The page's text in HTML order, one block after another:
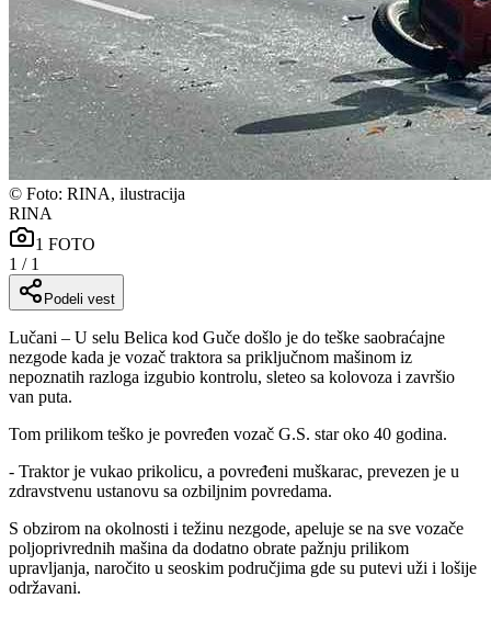
© Foto: RINA, ilustracija
RINA
1 FOTO
1 / 1
Podeli vest
Lučani – U selu Belica kod Guče došlo je do teške saobraćajne
nezgode kada je vozač traktora sa priključnom mašinom iz
nepoznatih razloga izgubio kontrolu, sleteo sa kolovoza i završio
van puta.
Tom prilikom teško je povređen vozač G.S. star oko 40 godina.
- Traktor je vukao prikolicu, a povređeni muškarac, prevezen je u
zdravstvenu ustanovu sa ozbiljnim povredama.
S obzirom na okolnosti i težinu nezgode, apeluje se na sve vozače
poljoprivrednih mašina da dodatno obrate pažnju prilikom
upravljanja, naročito u seoskim područjima gde su putevi uži i lošije
održavani.